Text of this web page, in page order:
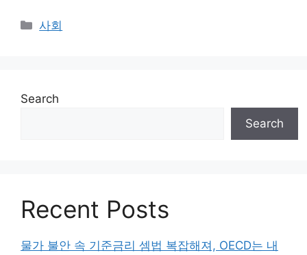
Categories
사회
Search
Search
Recent Posts
물가 불안 속 기준금리 셈법 복잡해져, OECD는 내